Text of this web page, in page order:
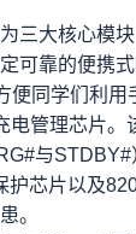
三大核心模
可靠的便携式
同学们利
管理芯片。
与
芯片以及
。